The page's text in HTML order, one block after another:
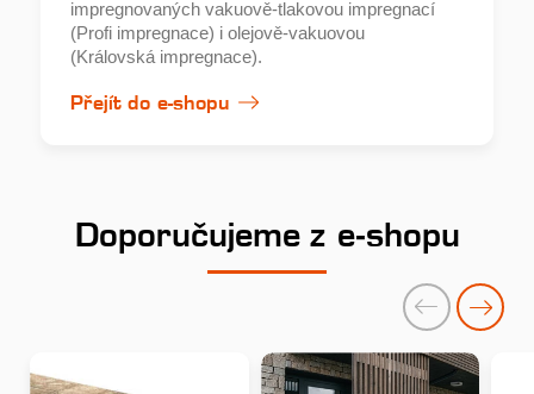
impregnovaných vakuově-tlakovou impregnací
(Profi impregnace) i olejově-vakuovou
(Královská impregnace).
Přejít do e-shopu
Doporučujeme z e‑shopu